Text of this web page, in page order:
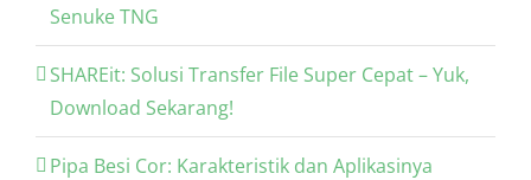
Senuke TNG
SHAREit: Solusi Transfer File Super Cepat – Yuk,
Download Sekarang!
Pipa Besi Cor: Karakteristik dan Aplikasinya